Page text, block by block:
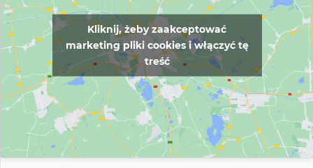
Kliknij, żeby zaakceptować
marketing pliki cookies i włączyć tę
treść